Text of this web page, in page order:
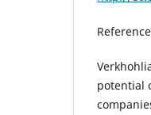
potential